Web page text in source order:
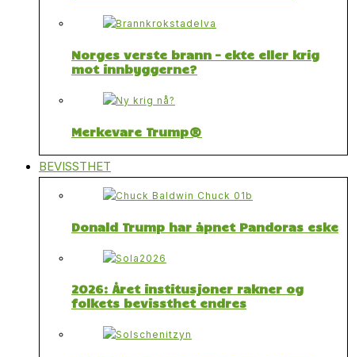
Norges verste brann – ekte eller krig
mot innbyggerne?
Merkevare Trump®
BEVISSTHET
Donald Trump har åpnet Pandoras eske
2026: Året institusjoner rakner og
folkets bevissthet endres